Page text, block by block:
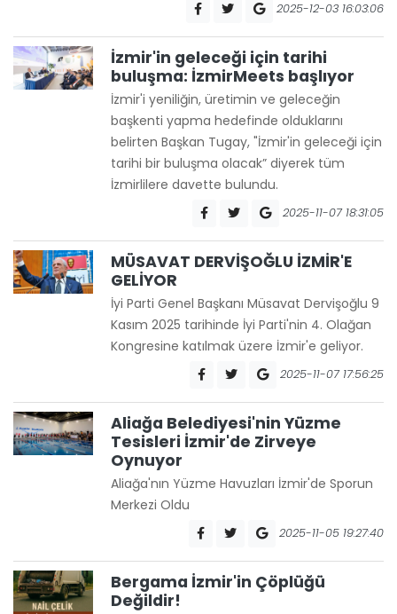
2025-12-03 16:03:06
İzmir'in geleceği için tarihi
buluşma: İzmirMeets başlıyor
İzmir'i yeniliğin, üretimin ve geleceğin
başkenti yapma hedefinde olduklarını
belirten Başkan Tugay, "İzmir'in geleceği için
tarihi bir buluşma olacak” diyerek tüm
İzmirlilere davette bulundu.
2025-11-07 18:31:05
MÜSAVAT DERVİŞOĞLU İZMİR'E
GELİYOR
İyi Parti Genel Başkanı Müsavat Dervişoğlu 9
Kasım 2025 tarihinde İyi Parti'nin 4. Olağan
Kongresine katılmak üzere İzmir'e geliyor.
2025-11-07 17:56:25
Aliağa Belediyesi'nin Yüzme
Tesisleri İzmir'de Zirveye
Oynuyor
Aliağa'nın Yüzme Havuzları İzmir'de Sporun
Merkezi Oldu
2025-11-05 19:27:40
Bergama İzmir'in Çöplüğü
Değildir!